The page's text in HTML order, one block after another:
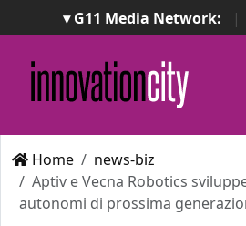
▾ G11 Media Network: |
ImpresaCity |
Awards
Italian Project Awards
Awards
Home
news-biz
Aptiv e Vecna Robotics
autonomi di prossima